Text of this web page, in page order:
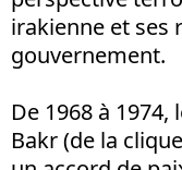
irakienne et ses
gouvernement.
De 1968 à
Bakr (de la